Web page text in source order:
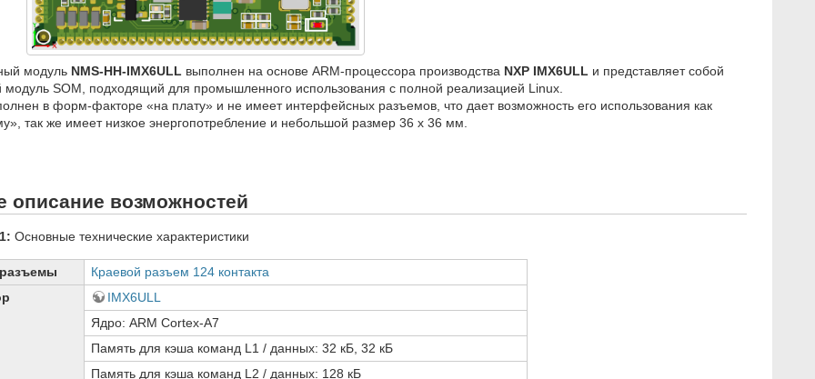
модуль NMS-HH-IMX6ULL выполнен на основе ARM-процессора производства NXP IMX6ULL и представляет собой
модуль SOM, подходящий для промышленного использования с полной реализацией Linux.
в форм-факторе «на плату» и не имеет интерфейсных разъемов, что дает возможность его использования как
так же имеет низкое энергопотребление и небольшой размер 36 x 36 мм.
описание возможностей
Основные технические характеристики
Краевой разъем 124 контакта
IMX6ULL
Ядро: ARM Cortex-A7
Память для кэша команд L1 / данных: 32 кБ, 32 кБ
Память для кэша команд L2 / данных: 128 кБ